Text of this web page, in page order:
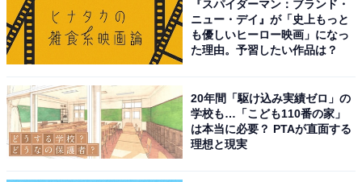
『スパイダーマン：ブランド・
ニュー・デイ』が「史上もっと
も優しいヒーロー映画」になっ
た理由。予習したい作品は？
20年間「駆け込み実績ゼロ」の
学校も…「こども110番の家」
は本当に必要？ PTAが直面する
理想と現実